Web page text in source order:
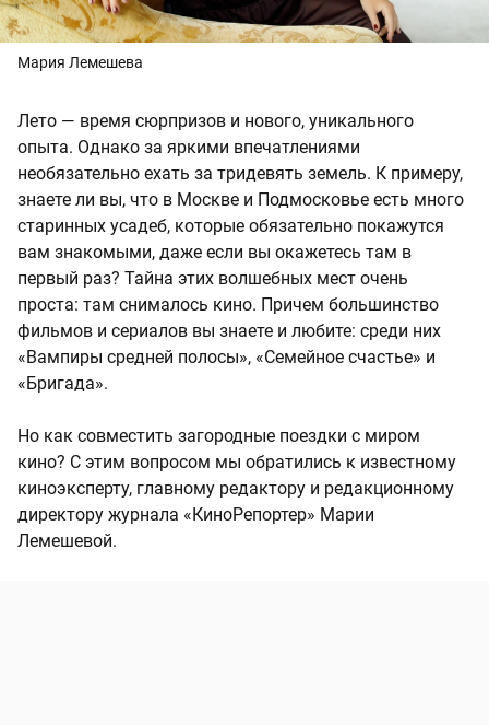
Мария Лемешева
Лето — время сюрпризов и нового, уникального
опыта. Однако за яркими впечатлениями
необязательно ехать за тридевять земель. К примеру,
знаете ли вы, что в Москве и Подмосковье есть много
старинных усадеб, которые обязательно покажутся
вам знакомыми, даже если вы окажетесь там в
первый раз? Тайна этих волшебных мест очень
проста: там снималось кино. Причем большинство
фильмов и сериалов вы знаете и любите: среди них
«Вампиры средней полосы», «Семейное счастье» и
«Бригада».
Но как совместить загородные поездки с миром
кино? С этим вопросом мы обратились к известному
киноэксперту, главному редактору и редакционному
директору журнала «КиноРепортер» Марии
Лемешевой.